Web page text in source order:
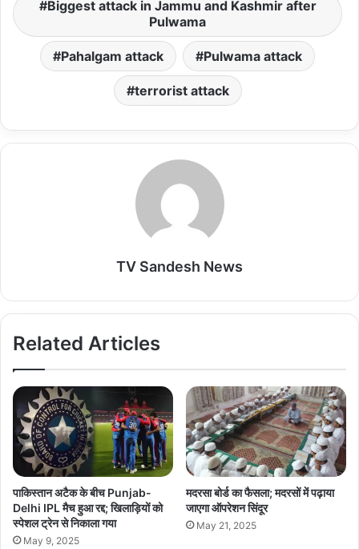
p
p
o
k
d
o
n
Biggest attack in Jammu and Kashmir after
Pulwama
Pahalgam attack Pulwama attack
terrorist attack
TV Sandesh News
Related Articles
पाकिस्तान अटैक के बीच Punjab-
Delhi IPL मैच हुआ रद्द; खिलाड़ियों को
स्पेशल ट्रेन से निकाला गया
May 9, 2025
मदरसा बोर्ड का फैसला; मदरसों में पढ़ाया
जाएगा ऑपरेशन सिंदूर
May 21, 2025